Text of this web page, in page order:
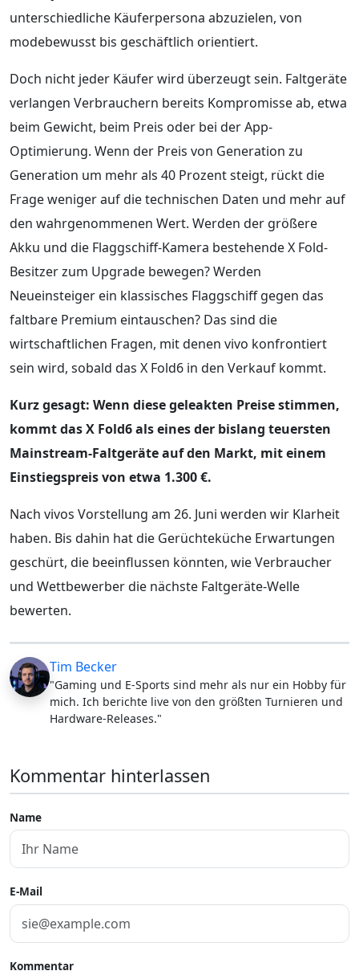
unterschiedliche Käuferpersona abzuzielen, von
modebewusst bis geschäftlich orientiert.
Doch nicht jeder Käufer wird überzeugt sein. Faltgeräte
verlangen Verbrauchern bereits Kompromisse ab, etwa
beim Gewicht, beim Preis oder bei der App-
Optimierung. Wenn der Preis von Generation zu
Generation um mehr als 40 Prozent steigt, rückt die
Frage weniger auf die technischen Daten und mehr auf
den wahrgenommenen Wert. Werden der größere
Akku und die Flaggschiff-Kamera bestehende X Fold-
Besitzer zum Upgrade bewegen? Werden
Neueinsteiger ein klassisches Flaggschiff gegen das
faltbare Premium eintauschen? Das sind die
wirtschaftlichen Fragen, mit denen vivo konfrontiert
sein wird, sobald das X Fold6 in den Verkauf kommt.
Kurz gesagt: Wenn diese geleakten Preise stimmen,
kommt das X Fold6 als eines der bislang teuersten
Mainstream-Faltgeräte auf den Markt, mit einem
Einstiegspreis von etwa 1.300 €.
Nach vivos Vorstellung am 26. Juni werden wir Klarheit
haben. Bis dahin hat die Gerüchteküche Erwartungen
geschürt, die beeinflussen könnten, wie Verbraucher
und Wettbewerber die nächste Faltgeräte-Welle
bewerten.
Tim Becker
"Gaming und E-Sports sind mehr als nur ein Hobby für
mich. Ich berichte live von den größten Turnieren und
Hardware-Releases."
Kommentar hinterlassen
Name
E-Mail
Kommentar